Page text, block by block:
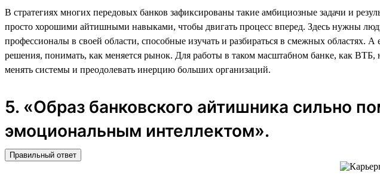
В стратегиях многих передовых банков зафиксированы такие амбициозные задачи и
просто хорошими айтишными навыками, чтобы двигать процесс вперед. Здесь нужны
профессионалы в своей области, способные изучать и разбираться в смежных
решения, понимать, как меняется рынок. Для работы в таком масштабном банке, как
менять системы и преодолевать инерцию больших организаций.
5. «Образ банковского айтишника сильно
эмоциональным интеллектом».
Правильный ответ